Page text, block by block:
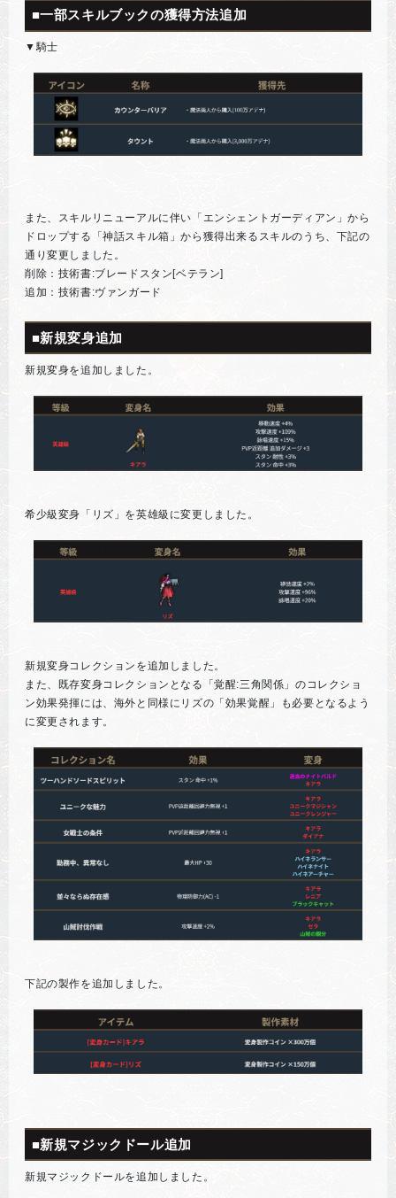
■一部スキルブックの獲得方法追加
▼騎士
また、スキルリニューアルに伴い「エンシェントガーディアン」から
ドロップする「神話スキル箱」から獲得出来るスキルのうち、下記の
通り変更しました。
削除：技術書:ブレードスタン[ベテラン]
追加：技術書:ヴァンガード
■新規変身追加
新規変身を追加しました。
希少級変身「リズ」を英雄級に変更しました。
新規変身コレクションを追加しました。
また、既存変身コレクションとなる「覚醒:三角関係」のコレクショ
ン効果発揮には、海外と同様にリズの「効果覚醒」も必要となるよう
に変更されます。
下記の製作を追加しました。
■新規マジックドール追加
新規マジックドールを追加しました。